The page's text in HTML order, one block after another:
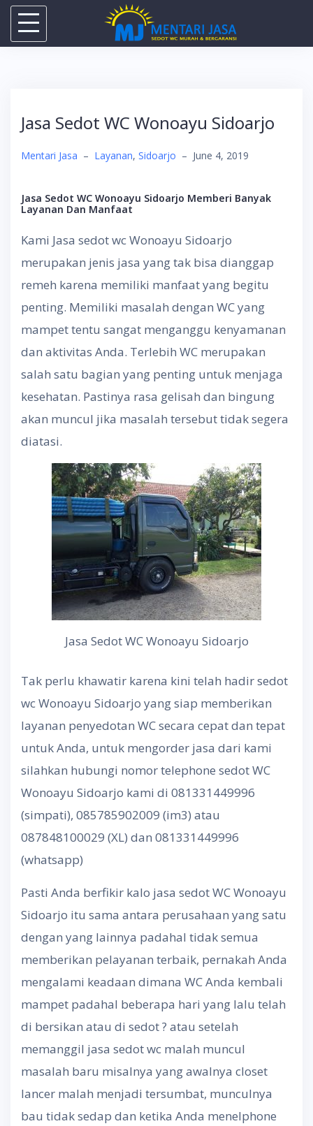
Skip
Jasa Sedot WC Wonoayu Sidoarjo
Mentari Jasa – Layanan, Sidoarjo – June 4, 2019
Jasa Sedot WC Wonoayu Sidoarjo Memberi Banyak
Layanan Dan Manfaat
Kami Jasa sedot wc Wonoayu Sidoarjo
merupakan jenis jasa yang tak bisa dianggap
remeh karena memiliki manfaat yang begitu
penting. Memiliki masalah dengan WC yang
mampet tentu sangat menganggu kenyamanan
dan aktivitas Anda. Terlebih WC merupakan
salah satu bagian yang penting untuk menjaga
kesehatan. Pastinya rasa gelisah dan bingung
akan muncul jika masalah tersebut tidak segera
diatasi.
Jasa Sedot WC Wonoayu Sidoarjo
Tak perlu khawatir karena kini telah hadir sedot
wc Wonoayu Sidoarjo yang siap memberikan
layanan penyedotan WC secara cepat dan tepat
untuk Anda, untuk mengorder jasa dari kami
silahkan hubungi nomor telephone sedot WC
Wonoayu Sidoarjo kami di 081331449996
(simpati), 085785902009 (im3) atau
087848100029 (XL) dan 081331449996
(whatsapp)
Pasti Anda berfikir kalo jasa sedot WC Wonoayu
Sidoarjo itu sama antara perusahaan yang satu
dengan yang lainnya padahal tidak semua
memberikan pelayanan terbaik, pernakah Anda
mengalami keadaan dimana WC Anda kembali
mampet padahal beberapa hari yang lalu telah
di bersikan atau di sedot ? atau setelah
memanggil jasa sedot wc malah muncul
masalah baru misalnya yang awalnya closet
lancer malah menjadi tersumbat, munculnya
bau tidak sedap dan ketika Anda menelphone